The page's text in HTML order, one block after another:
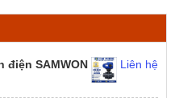
điện SAMWON Liên hệ